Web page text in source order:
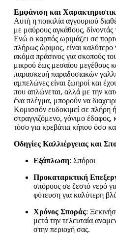
Εμφάνιση και
Αυτή η ποικιλία αγγουριού
με μαύρους αγκάθους,
Ενώ ο καρπός ωριμάζει σε
πλήρως ώριμος, είναι καλύτερο
ακόμα πράσινος για σκοπούς
μικρού έως μεσαίου μεγέθους
παρασκευή παραδοσιακών
αμπελώνες είναι ζωηροί και
που απλώνεται, αλλά με την
ένα πλέγμα, μπορούν να
Κομισσόν ευδοκιμεί σε πλήρη
στραγγιζόμενο, γόνιμο έδαφος,
τόσο για κρεβάτια κήπου όσο
Οδηγίες Καλλιέργειας και
Εξάπλωση: Σπόροι
Προκαταρκτική
σπόρους σε ζεστό νερό
φύτευση για καλύτερη
Χρόνος Σποράς:
μετά την τελευταία
στην περιοχή σας.